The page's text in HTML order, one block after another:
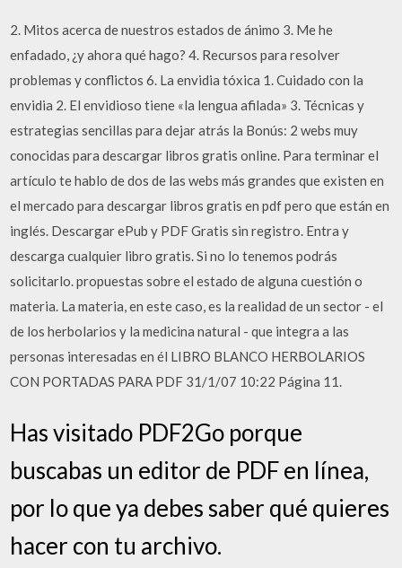
2. Mitos acerca de nuestros estados de ánimo 3. Me he
enfadado, ¿y ahora qué hago? 4. Recursos para resolver
problemas y conflictos 6. La envidia tóxica 1. Cuidado con la
envidia 2. El envidioso tiene «la lengua afilada» 3. Técnicas y
estrategias sencillas para dejar atrás la Bonús: 2 webs muy
conocidas para descargar libros gratis online. Para terminar el
artículo te hablo de dos de las webs más grandes que existen en
el mercado para descargar libros gratis en pdf pero que están en
inglés. Descargar ePub y PDF Gratis sin registro. Entra y
descarga cualquier libro gratis. Si no lo tenemos podrás
solicitarlo. propuestas sobre el estado de alguna cuestión o
materia. La materia, en este caso, es la realidad de un sector - el
de los herbolarios y la medicina natural - que integra a las
personas interesadas en él LIBRO BLANCO HERBOLARIOS
CON PORTADAS PARA PDF 31/1/07 10:22 Página 11.
Has visitado PDF2Go porque
buscabas un editor de PDF en línea,
por lo que ya debes saber qué quieres
hacer con tu archivo.